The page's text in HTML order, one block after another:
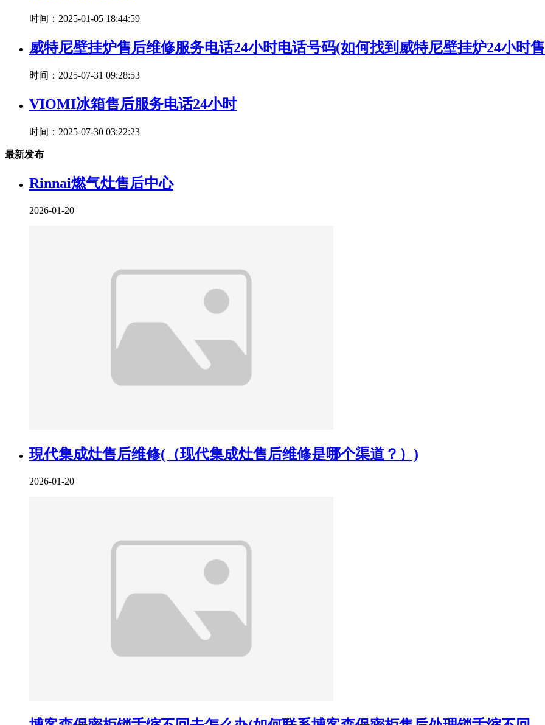
时间：2025-01-05 18:44:59
威特尼壁挂炉售后维修服务电话24小时电话号码(如何找到威特尼壁挂炉24小时售
时间：2025-07-31 09:28:53
VIOMI冰箱售后服务电话24小时
时间：2025-07-30 03:22:23
最新发布
Rinnai燃气灶售后中心
2026-01-20
現代集成灶售后维修(（现代集成灶售后维修是哪个渠道？）)
2026-01-20